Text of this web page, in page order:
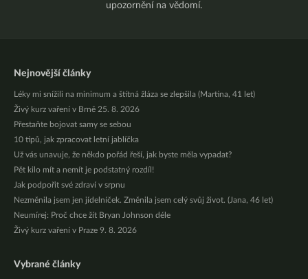
upozornění na vědomí.
Nejnovější články
Léky mi snížili na minimum a štítná žláza se zlepšila (Martina, 41 let)
Živý kurz vaření v Brně 25. 8. 2026
Přestaňte bojovat samy se sebou
10 tipů, jak zpracovat letní jablíčka
Už vás unavuje, že někdo pořád řeší, jak byste měla vypadat?
Pět kilo mít a nemít je podstatný rozdíl!
Jak podpořit své zdraví v srpnu
Nezměnila jsem jen jídelníček. Změnila jsem celý svůj život. (Jana, 46 let)
Neumírej: Proč chce žít Bryan Johnson déle
Živý kurz vaření v Praze 9. 8. 2026
Vybrané články